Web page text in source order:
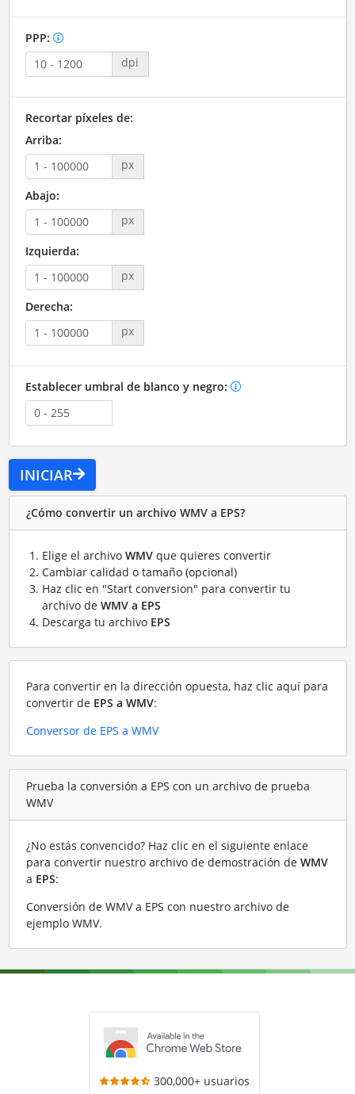
PPP:
dpi
Recortar píxeles de:
Arriba:
px
Abajo:
px
Izquierda:
px
Derecha:
px
Establecer umbral de blanco y negro:
INICIAR
¿Cómo convertir un archivo WMV a EPS?
Elige el archivo WMVque quieres convertir
Cambiar calidad o tamaño (opcional)
Haz clic en "Start conversion" para convertir tu
archivo de WMV a EPS
Descarga tu archivo EPS
Para convertir en la dirección opuesta, haz clic aquí para
convertir de EPS a WMV:
Conversor de EPS a WMV
Prueba la conversión a EPS con un archivo de prueba
WMV
¿No estás convencido? Haz clic en el siguiente enlace
para convertir nuestro archivo de demostración de WMV
a EPS:
Conversión de WMV a EPS con nuestro archivo de
ejemplo WMV.
300,000+ usuarios